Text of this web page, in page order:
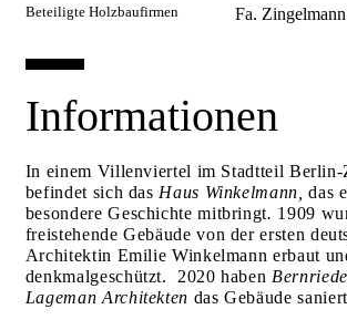
Beteiligte Holzbaufirmen Fa.
Informationen
In einem Villenviertel im Stadtteil Berlin-
befindet sich dasHaus Winkelmann,das
besondere Geschichte mitbringt. 1909
freistehende Gebäude von der ersten
Architektin Emilie Winkelmann erbaut
denkmalgeschützt.
2020 haben
Lageman Architekten das Gebäude